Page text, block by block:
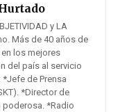
y LA
Más de 40 años de
los mejores
del país al servicio
de Prensa
*Director de
poderosa. *Radio